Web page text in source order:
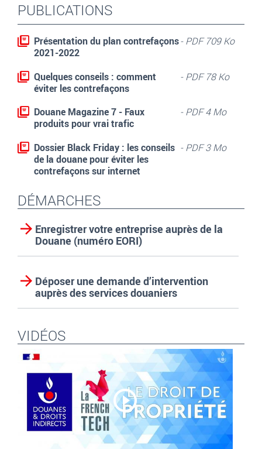
PUBLICATIONS
Présentation du plan contrefaçons
2021-2022
- PDF 709 Ko
Quelques conseils : comment
éviter les contrefaçons
- PDF 78 Ko
Douane Magazine 7 - Faux
produits pour vrai trafic
- PDF 4 Mo
Dossier Black Friday : les conseils
de la douane pour éviter les
contrefaçons sur internet
- PDF 3 Mo
DÉMARCHES
Enregistrer votre entreprise auprès de la
Douane (numéro EORI)
Déposer une demande d’intervention
auprès des services douaniers
VIDÉOS